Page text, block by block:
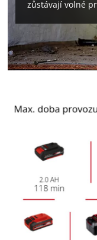
zůstávají volné